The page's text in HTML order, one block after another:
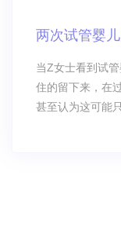
两次试管婴
当Z女士看到试
住的留下来，在
甚至认为这可能